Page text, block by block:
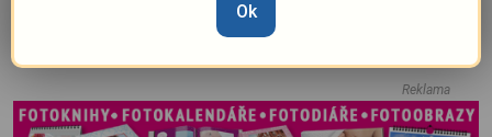
Hnutí ANO má jasno o kandidátovi do
Senátu za obvod Plzeň-město!
Reklama
Ok